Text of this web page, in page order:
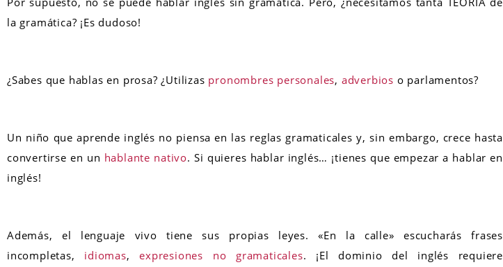
la gramática? ¡Es dudoso!
¿Sabes que hablas en prosa? ¿Utilizas pronombres personales, adverbios o parlamentos?
Un niño que aprende inglés no piensa en las reglas gramaticales y, sin embargo, crece hasta
convertirse en un hablante nativo. Si quieres hablar inglés… ¡tienes que empezar a hablar en
inglés!
Además, el lenguaje vivo tiene sus propias leyes. «En la calle» escucharás frases
incompletas, idiomas,expresiones no gramaticales. ¡El dominio del inglés requiere